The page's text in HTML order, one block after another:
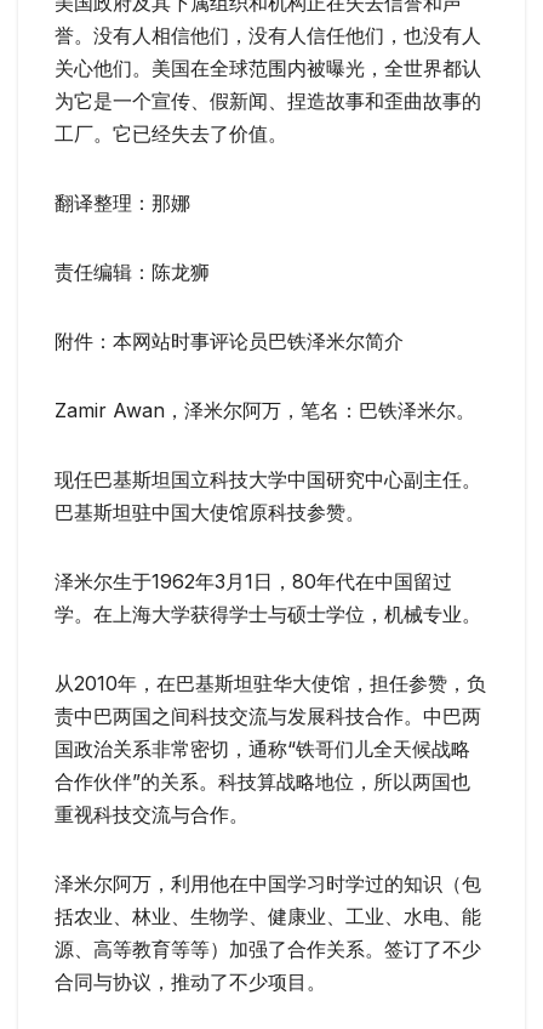
誉。没有人相信他们，没有人信任他们，也没有人
关心他们。美国在全球范围内被曝光，全世界都认
为它是一个宣传、假新闻、捏造故事和歪曲故事的
工厂。它已经失去了价值。
翻译整理：那娜
责任编辑：陈龙狮
附件：本网站时事评论员巴铁泽米尔简介
Zamir Awan，泽米尔阿万，笔名：巴铁泽米尔。
现任巴基斯坦国立科技大学中国研究中心副主任。
巴基斯坦驻中国大使馆原科技参赞。
泽米尔生于1962年3月1日，80年代在中国留过
学。在上海大学获得学士与硕士学位，机械专业。
从2010年，在巴基斯坦驻华大使馆，担任参赞，负
责中巴两国之间科技交流与发展科技合作。中巴两
国政治关系非常密切，通称“铁哥们儿全天候战略
合作伙伴”的关系。科技算战略地位，所以两国也
重视科技交流与合作。
泽米尔阿万，利用他在中国学习时学过的知识（包
括农业、林业、生物学、健康业、工业、水电、能
源、高等教育等等）加强了合作关系。签订了不少
合同与协议，推动了不少项目。